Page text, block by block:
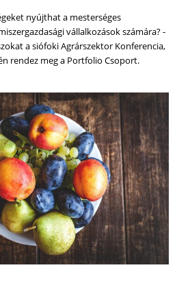
nyújthat a mesterséges
vállalkozások számára? -
a siófoki Agrárszektor Konferencia,
rendez meg a Portfolio Csoport.